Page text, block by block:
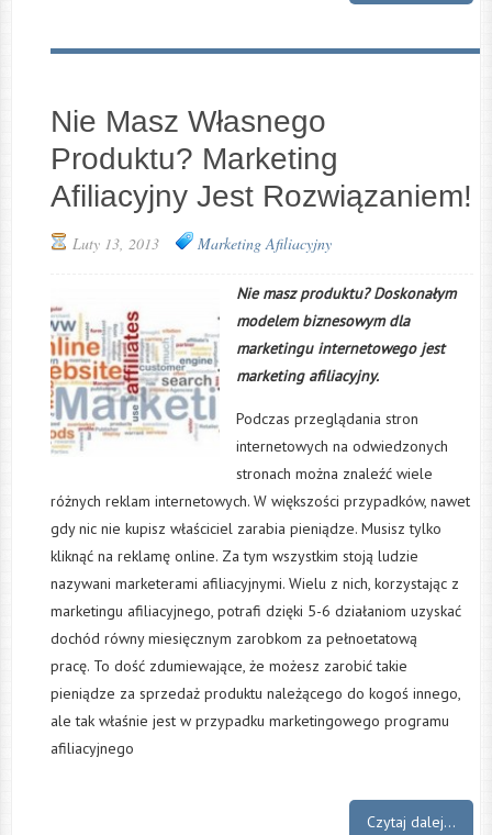
Nie Masz Własnego
Produktu? Marketing
Afiliacyjny Jest Rozwiązaniem!
Luty 13, 2013 Marketing Afiliacyjny
Nie masz produktu? Doskonałym
modelem biznesowym dla
marketingu internetowego jest
marketing afiliacyjny.
Podczas przeglądania stron
internetowych na odwiedzonych
stronach można znaleźć wiele
różnych reklam internetowych. W większości przypadków, nawet
gdy nic nie kupisz właściciel zarabia pieniądze. Musisz tylko
kliknąć na reklamę online. Za tym wszystkim stoją ludzie
nazywani marketerami afiliacyjnymi. Wielu z nich, korzystając z
marketingu afiliacyjnego, potrafi dzięki 5-6 działaniom uzyskać
dochód równy miesięcznym zarobkom za pełnoetatową
pracę. To dość zdumiewające, że możesz zarobić takie
pieniądze za sprzedaż produktu należącego do kogoś innego,
ale tak właśnie jest w przypadku marketingowego programu
afiliacyjnego
Czytaj dalej...